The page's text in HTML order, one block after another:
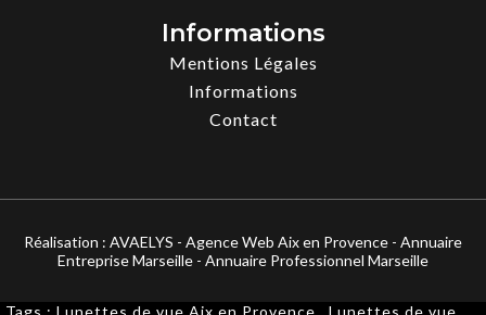
Informations
Mentions Légales
Informations
Contact
Réalisation : AVAELYS - Agence Web Aix en Provence - Annuaire
Entreprise Marseille - Annuaire Professionnel Marseille
Tags : Lunettes de vue Aix en Provence Lunettes de vue